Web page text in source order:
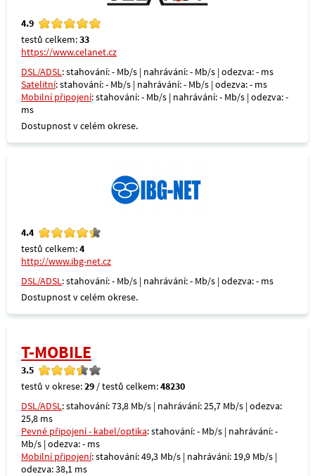
4.9
testů celkem:33
https://www.celanet.cz
DSL/ADSL: stahování: - Mb/s | nahrávání: - Mb/s | odezva: - ms
Satelitní: stahování: - Mb/s | nahrávání: - Mb/s | odezva: - ms
Mobilní připojení: stahování: - Mb/s | nahrávání: - Mb/s | odezva: -
ms
Dostupnost v celém okrese.
4.4
testů celkem:4
http://www.ibg-net.cz
DSL/ADSL: stahování: - Mb/s | nahrávání: - Mb/s | odezva: - ms
Dostupnost v celém okrese.
T-MOBILE
3.5
testů v okrese:29 / testů celkem:48230
DSL/ADSL: stahování: 73,8 Mb/s | nahrávání: 25,7 Mb/s | odezva:
25,8 ms
Pevné připojení - kabel/optika: stahování: - Mb/s | nahrávání: -
Mb/s | odezva: - ms
Mobilní připojení: stahování: 49,3 Mb/s | nahrávání: 19,9 Mb/s |
odezva: 38,1 ms